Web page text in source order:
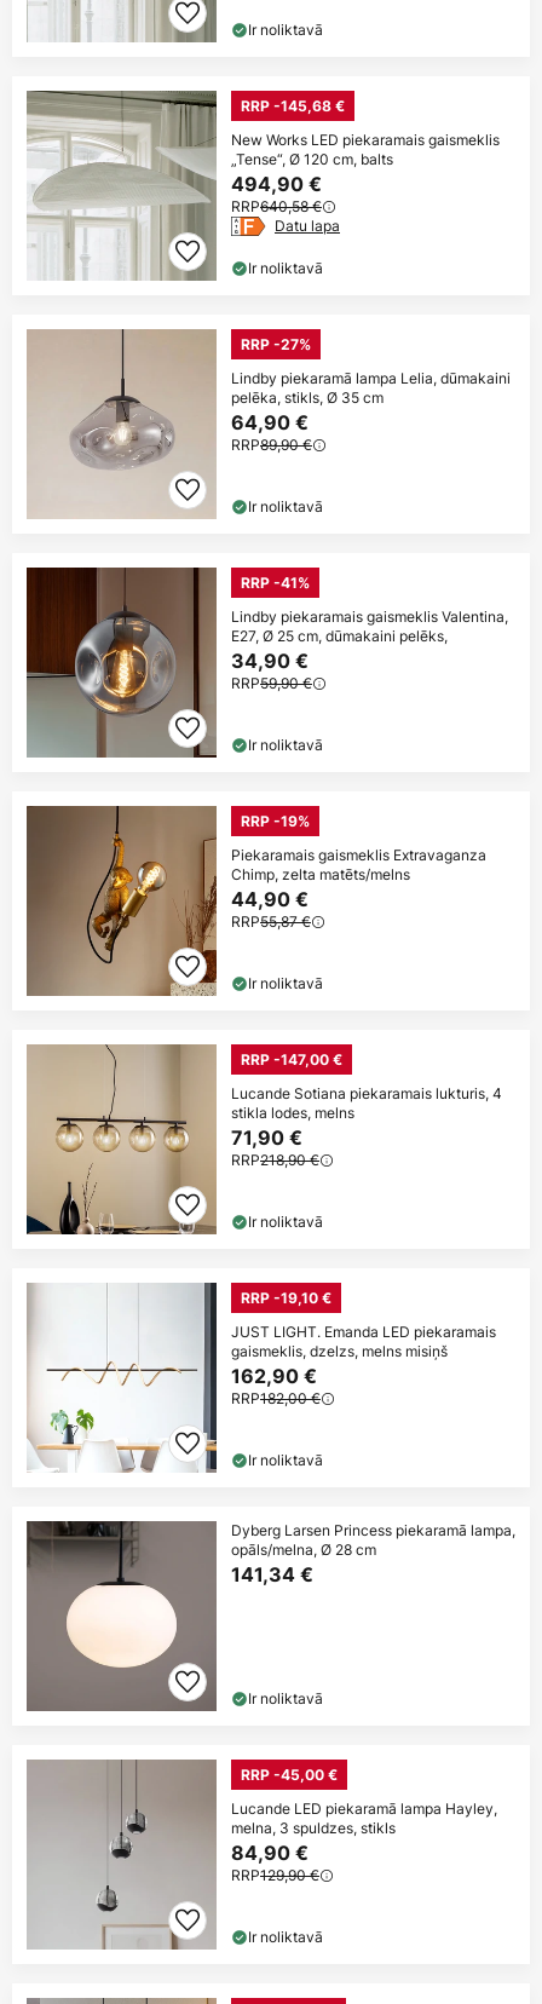
Ir noliktavā
RRP -145,68 €
New Works LED piekaramais gaismeklis
„Tense“, Ø 120 cm, balts
494,90 €
RRP640,58 €
Datu lapa
Ir noliktavā
RRP -27%
Lindby piekaramā lampa Lelia, dūmakaini
pelēka, stikls, Ø 35 cm
64,90 €
RRP89,90 €
Ir noliktavā
RRP -41%
Lindby piekaramais gaismeklis Valentina,
E27, Ø 25 cm, dūmakaini pelēks,
34,90 €
RRP59,90 €
Ir noliktavā
RRP -19%
Piekaramais gaismeklis Extravaganza
Chimp, zelta matēts/melns
44,90 €
RRP55,87 €
Ir noliktavā
RRP -147,00 €
Lucande Sotiana piekaramais lukturis, 4
stikla lodes, melns
71,90 €
RRP218,90 €
Ir noliktavā
RRP -19,10 €
JUST LIGHT. Emanda LED piekaramais
gaismeklis, dzelzs, melns misiņš
162,90 €
RRP182,00 €
Ir noliktavā
Dyberg Larsen Princess piekaramā lampa,
opāls/melna, Ø 28 cm
141,34 €
Ir noliktavā
RRP -45,00 €
Lucande LED piekaramā lampa Hayley,
melna, 3 spuldzes, stikls
84,90 €
RRP129,90 €
Ir noliktavā